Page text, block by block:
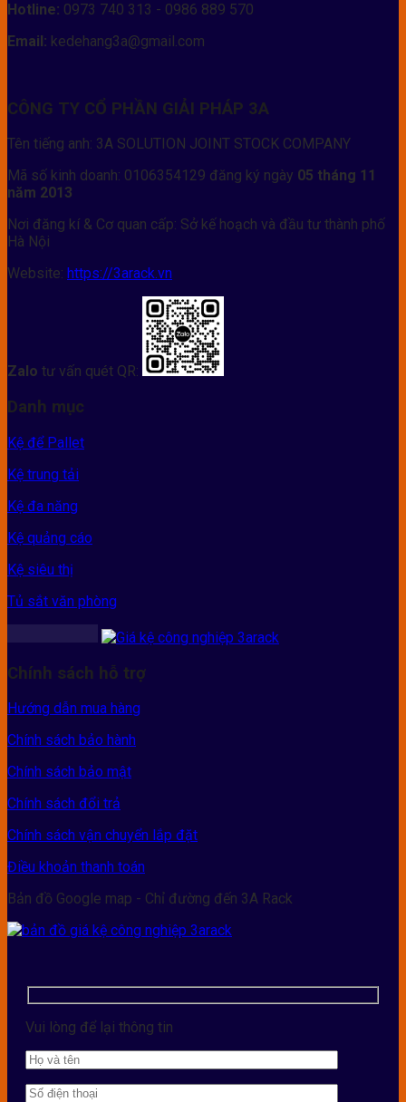
Hotline: 0973 740 313 - 0986 889 570
Email: kedehang3a@gmail.com
CÔNG TY CỔ PHẦN GIẢI PHÁP 3A
Tên tiếng anh: 3A SOLUTION JOINT STOCK COMPANY
Mã số kinh doanh: 0106354129 đăng ký ngày 05 tháng 11
năm 2013
Nơi đăng kí & Cơ quan cấp: Sở kế hoạch và đầu tư thành phố
Hà Nội
Website: https://3arack.vn
Zalo tư vấn quét QR:
Danh mục
Kệ để Pallet
Kệ trung tải
Kệ đa năng
Kệ quảng cáo
Kệ siêu thị
Tủ sắt văn phòng
Chính sách hỗ trợ
Hướng dẫn mua hàng
Chính sách bảo hành
Chính sách bảo mật
Chính sách đổi trả
Chính sách vận chuyển lắp đặt
Điều khoản thanh toán
Bản đồ Google map - Chỉ đường đến 3A Rack
Vui lòng để lại thông tin